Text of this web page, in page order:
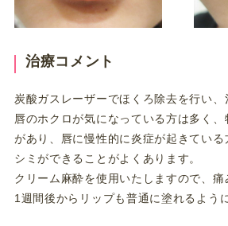
治療コメント
炭酸ガスレーザーでほくろ除去を行い、
唇のホクロが気になっている方は多く
があり、唇に慢性的に炎症が起きてい
シミができることがよくあります。
クリーム麻酔を使用いたしますので、
1週間後からリップも普通に塗れるよう